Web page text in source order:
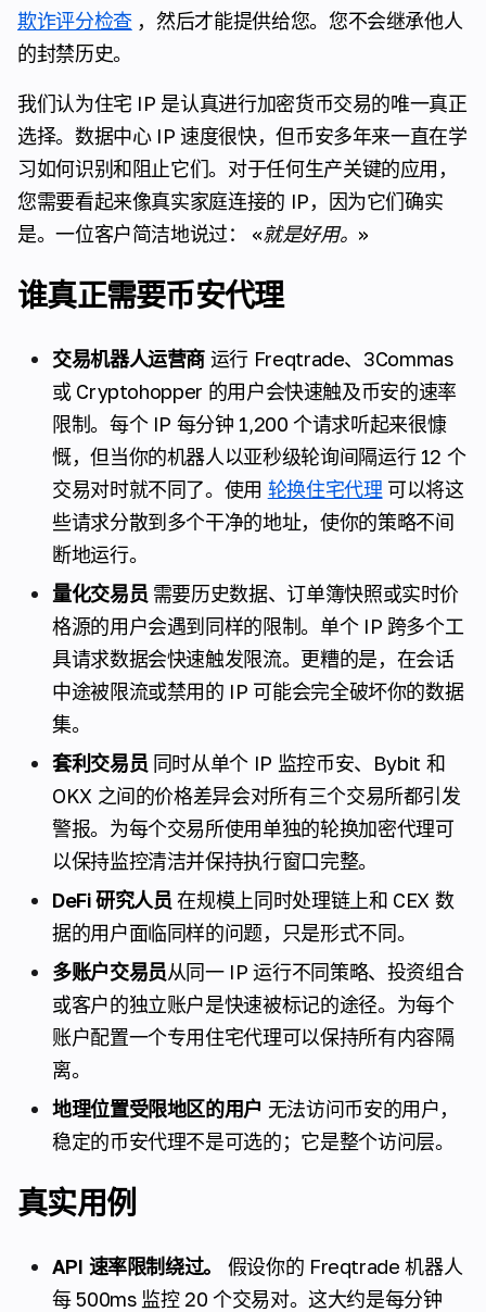
欺诈评分检查，然后才能提供给您。您不会继承他人
的封禁历史。
我们认为住宅 IP 是认真进行加密货币交易的唯一真正
选择。数据中心 IP 速度很快，但币安多年来一直在学
习如何识别和阻止它们。对于任何生产关键的应用，
您需要看起来像真实家庭连接的 IP，因为它们确实
是。一位客户简洁地说过： «就是好用。»
谁真正需要币安代理
交易机器人运营商 运行 Freqtrade、3Commas
或 Cryptohopper 的用户会快速触及币安的速率
限制。每个 IP 每分钟 1,200 个请求听起来很慷
慨，但当你的机器人以亚秒级轮询间隔运行 12 个
交易对时就不同了。使用 轮换住宅代理 可以将这
些请求分散到多个干净的地址，使你的策略不间
断地运行。
量化交易员 需要历史数据、订单簿快照或实时价
格源的用户会遇到同样的限制。单个 IP 跨多个工
具请求数据会快速触发限流。更糟的是，在会话
中途被限流或禁用的 IP 可能会完全破坏你的数据
集。
套利交易员 同时从单个 IP 监控币安、Bybit 和
OKX 之间的价格差异会对所有三个交易所都引发
警报。为每个交易所使用单独的轮换加密代理可
以保持监控清洁并保持执行窗口完整。
DeFi 研究人员 在规模上同时处理链上和 CEX 数
据的用户面临同样的问题，只是形式不同。
多账户交易员从同一 IP 运行不同策略、投资组合
或客户的独立账户是快速被标记的途径。为每个
账户配置一个专用住宅代理可以保持所有内容隔
离。
地理位置受限地区的用户 无法访问币安的用户，
稳定的币安代理不是可选的；它是整个访问层。
真实用例
API 速率限制绕过。
假设你的 Freqtrade 机器人
每 500ms 监控 20 个交易对。这大约是每分钟